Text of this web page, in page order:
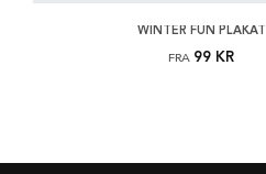
WINTER FUN PLAKAT
FRA 99 KR